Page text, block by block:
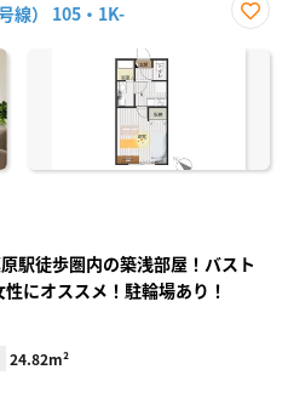
線） 105・1K-
に入
駅徒歩圏内の築浅部屋！バスト
にオススメ！駐輪場あり！
24.82m²